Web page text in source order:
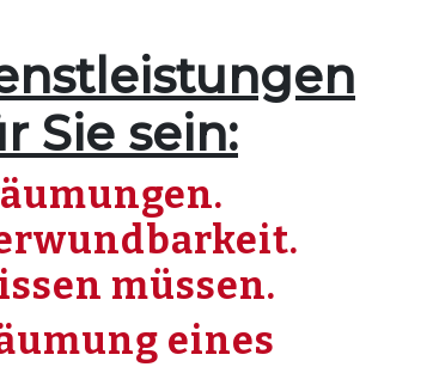
Sie sein:
müssen.
eines